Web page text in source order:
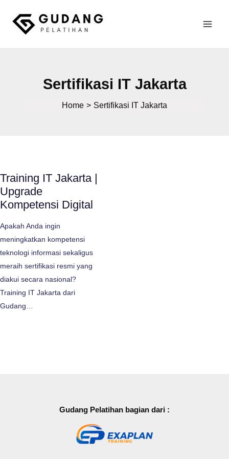
content
Sertifikasi IT Jakarta
Home Sertifikasi IT Jakarta
Training IT Jakarta |
Upgrade
Kompetensi Digital
Apakah Anda ingin
meningkatkan kompetensi
teknologi informasi sekaligus
meraih sertifikasi resmi yang
diakui secara nasional?
Training IT Jakarta dari
Gudang…
Gudang Pelatihan bagian dari :